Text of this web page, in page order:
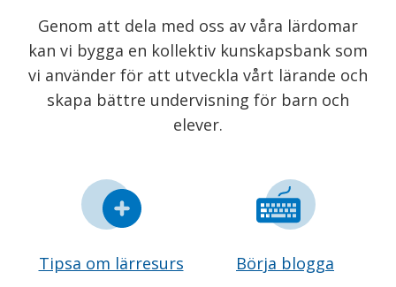
Genom att dela med oss av våra lärdomar
kan vi bygga en kollektiv kunskapsbank som
vi använder för att utveckla vårt lärande och
skapa bättre undervisning för barn och
elever.
Tipsa om lärresurs Börja blogga